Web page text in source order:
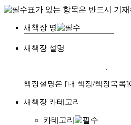
표가 있는 항목은 반드시 기
새책장 명
새책장 설명
책장설명은 [내 책장/책장목록
새책장 카테고리
카테고리